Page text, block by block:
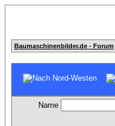
Baumaschinenbilder.de - Forum
Name